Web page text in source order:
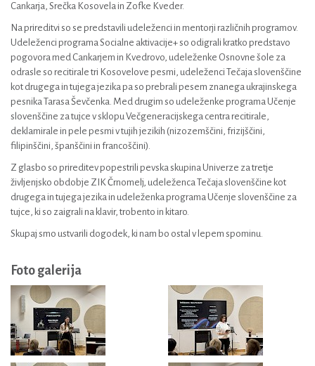
Cankarja, Srečka Kosovela in Zofke Kveder.
Na prireditvi so se predstavili udeleženci in mentorji različnih programov.
Udeleženci programa Socialne aktivacije+ so odigrali kratko predstavo
pogovora med Cankarjem in Kvedrovo, udeleženke Osnovne šole za
odrasle so recitirale tri Kosovelove pesmi, udeleženci Tečaja slovenščine
kot drugega in tujega jezika pa so prebrali pesem znanega ukrajinskega
pesnika Tarasa Ševčenka. Med drugim so udeleženke programa Učenje
slovenščine za tujce v sklopu Večgeneracijskega centra recitirale,
deklamirale in pele pesmi v tujih jezikih (nizozemščini, frizijščini,
filipinščini, španščini in francoščini).
Z glasbo so prireditev popestrili pevska skupina Univerze za tretje
življenjsko obdobje ZIK Črnomelj, udeleženca Tečaja slovenščine kot
drugega in tujega jezika in udeleženka programa Učenje slovenščine za
tujce, ki so zaigrali na klavir, trobento in kitaro.
Skupaj smo ustvarili dogodek, ki nam bo ostal v lepem spominu.
Foto galerija